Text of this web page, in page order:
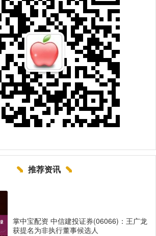
推荐资讯
掌中宝配资 中信建投证券(06066)：王广龙
获提名为非执行董事候选人